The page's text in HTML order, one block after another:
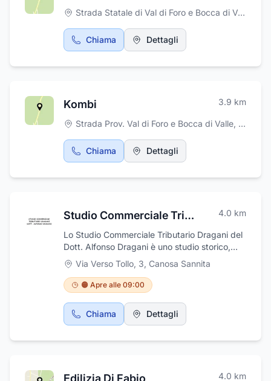
Strada Statale di Val di Foro e Bocca di Valle, snc
Chiama Dettagli
Kombi 3.9 km
Strada Prov. Val di Foro e Bocca di Valle, snc
Chiama Dettagli
Studio Commerciale Tributario Dragani 4.0 km
Lo Studio Commerciale Tributario Dragani del
Dott. Alfonso Dragani è uno studio storico,
presente dal 1988 a Canosa Sannita, in
provincia di Chieti. Lo studio, specializzato in
diritto societario, contabilità ordinaria, bilanci
e dichiarazioni dei redditi, si occupa anche di
revisioni contabili, buste paga, pratiche iva ed
offre, inoltre, consulenza fiscale, tributaria ed
Via Verso Tollo, 3, Canosa Sannita
🟠 Apre alle 09:00
Chiama Dettagli
Edilizia Di Fabio 4.0 km